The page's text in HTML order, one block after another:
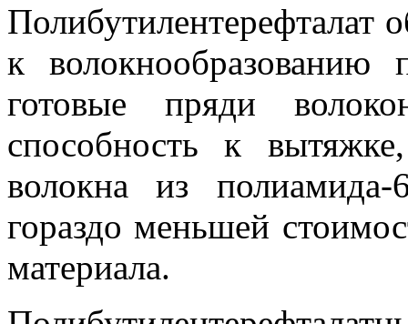
Полибутилентерефталат
к
готовые пряди
способность к
волокна из
гораздо меньшей
материала.